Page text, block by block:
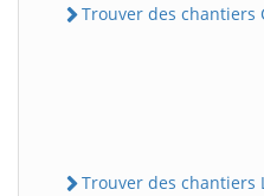
Trouver des chantiers
Trouver des chantiers